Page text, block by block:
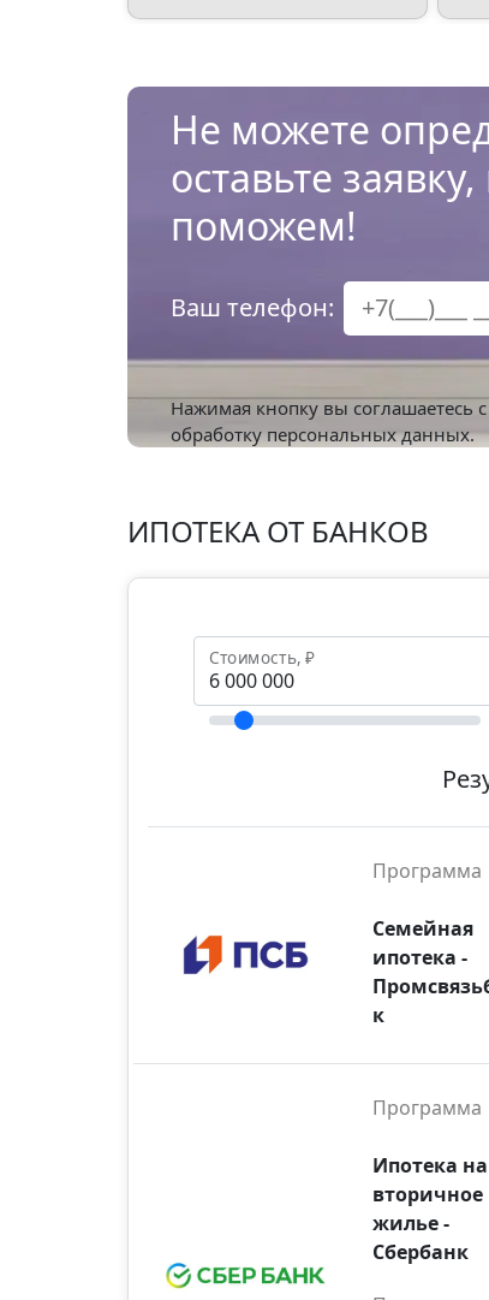
Не можете
оставьте
поможем!
Ваш телефон:
Нажимая кнопку вы соглашаетесь с
обработку персональных данных.
ИПОТЕКА ОТ БАНКОВ
Стоимость, ₽
Программа
Семейная
ипотека -
к
Программа
Ипотека на
вторичное
жилье -
Сбербанк